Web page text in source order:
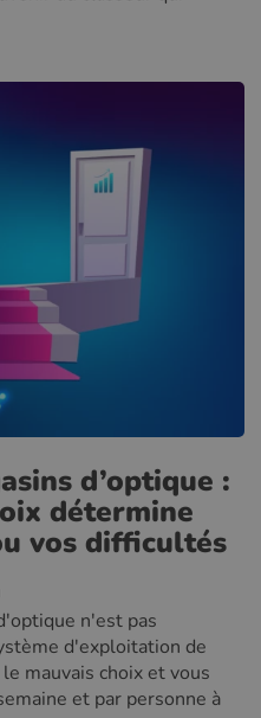
d’optique :
détermine
vos difficultés
n'est pas
d'exploitation de
mauvais choix et vous
et par personne à